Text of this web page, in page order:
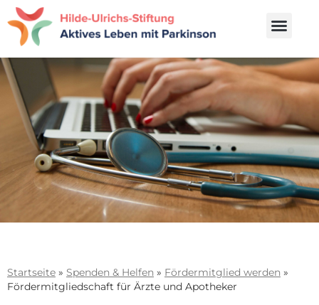
Startseite » Spenden & Helfen » Fördermitglied werden »
Fördermitgliedschaft für Ärzte und Apotheker